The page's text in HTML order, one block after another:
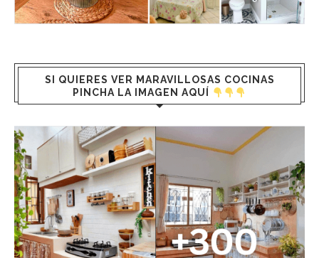
SI QUIERES VER MARAVILLOSAS COCINAS
PINCHA LA IMAGEN AQUÍ